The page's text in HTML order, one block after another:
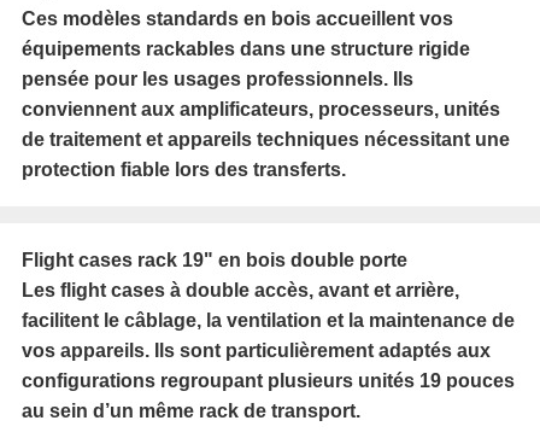
Ces modèles standards en bois accueillent vos
équipements rackables dans une structure rigide
pensée pour les usages professionnels. Ils
conviennent aux amplificateurs, processeurs, unités
de traitement et appareils techniques nécessitant une
protection fiable lors des transferts.
Flight cases rack 19" en bois double porte
Les flight cases à double accès, avant et arrière,
facilitent le câblage, la ventilation et la maintenance de
vos appareils. Ils sont particulièrement adaptés aux
configurations regroupant plusieurs unités 19 pouces
au sein d’un même rack de transport.